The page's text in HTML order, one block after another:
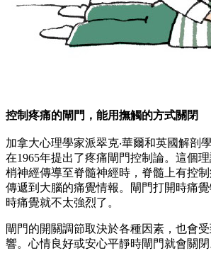
控制疼痛的閘門，能用撫觸的方式關閉
加拿大心理學家派翠克‧華爾和英國解剖
在1965年提出了疼痛閘門控制論。這個
梢神經傳導至脊髓神經時，脊髓上有控
傳遞到大腦的痛覺情報。閘門打開時痛
時痛覺就不太強烈了。
閘門的開關調節取決於各種因素，也會
響。心情良好或安心平靜時閘門就會關閉